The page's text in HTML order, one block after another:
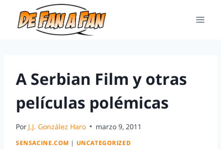
A Serbian Film y otras
películas polémicas
Por J.J. González Haro marzo 9, 2011
SENSACINE.COM | UNCATEGORIZED